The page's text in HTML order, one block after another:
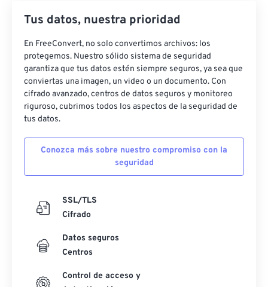
Tus datos, nuestra prioridad
En FreeConvert, no solo convertimos archivos: los
protegemos. Nuestro sólido sistema de seguridad
garantiza que tus datos estén siempre seguros, ya sea que
conviertas una imagen, un video o un documento. Con
cifrado avanzado, centros de datos seguros y monitoreo
riguroso, cubrimos todos los aspectos de la seguridad de
tus datos.
Conozca más sobre nuestro compromiso con la
seguridad
SSL/TLS
Cifrado
Datos seguros
Centros
Control de acceso y